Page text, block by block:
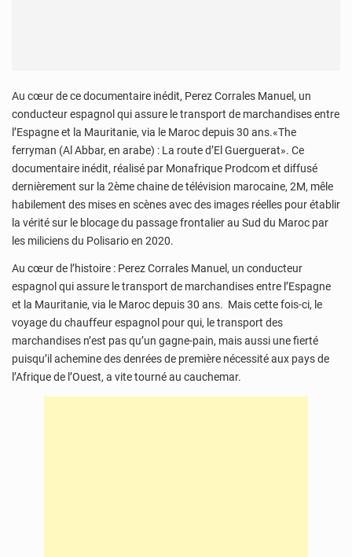
Au cœur de ce documentaire inédit, Perez Corrales Manuel, un
conducteur espagnol qui assure le transport de marchandises entre
l’Espagne et la Mauritanie, via le Maroc depuis 30 ans.«The
ferryman (Al Abbar, en arabe) : La route d’El Guerguerat». Ce
documentaire inédit, réalisé par Monafrique Prodcom et diffusé
dernièrement sur la 2ème chaine de télévision marocaine, 2M, mêle
habilement des mises en scènes avec des images réelles pour établir
la vérité sur le blocage du passage frontalier au Sud du Maroc par
les miliciens du Polisario en 2020.
Au cœur de l’histoire : Perez Corrales Manuel, un conducteur
espagnol qui assure le transport de marchandises entre l’Espagne
et la Mauritanie, via le Maroc depuis 30 ans. Mais cette fois-ci, le
voyage du chauffeur espagnol pour qui, le transport des
marchandises n’est pas qu’un gagne-pain, mais aussi une fierté
puisqu’il achemine des denrées de première nécessité aux pays de
l’Afrique de l’Ouest, a vite tourné au cauchemar.